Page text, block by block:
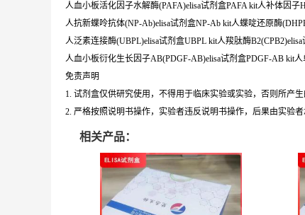
人血小板活化因子水解酶(PAFA)elisa试剂盒PAFA kit人补体因子
人抗新蝶呤抗体(NP-Ab)elisa试剂盒NP-Ab kit人蝶啶还原酶
人泛素连接酶(UBPL)elisa试剂盒UBPL kit人羧肽酶B2(CPB2)elisa
人血小板衍化生长因子AB(PDGF-AB)elisa试剂盒PDGF-AB kit
免责声明
1. 试剂盒仅供研究使用，不得用于临床实验或实验，否则所产
2. 严格按照说明书操作，实验者违反说明书操作，后果由实验者
相关产品：